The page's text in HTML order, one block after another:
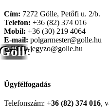
Gölle
Cím: 7272 Gölle, Petőfi u. 2/b.
Telefon: +36 (82) 374 016
Mobil: +36 (30) 219 4064
E-mail: polgarmester@golle.hu
E-mail: jegyzo@golle.hu
Ügyfélfogadás
Telefonszám: +36 (82) 374 016,